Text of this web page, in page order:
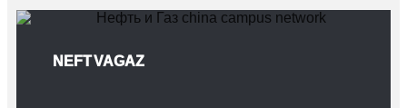
NEFT VA GAZ